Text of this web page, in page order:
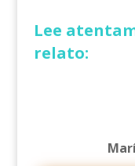
Lee
relato: